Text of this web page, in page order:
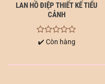
LAN HỒ ĐIỆP THIẾT KẾ TIỂU
CẢNH
0
5
✔️ Còn hàng